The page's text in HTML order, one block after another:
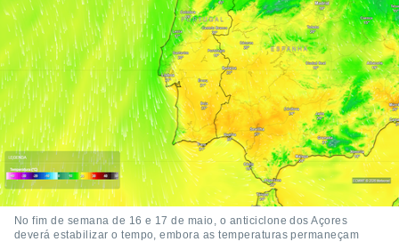
No fim de semana de 16 e 17 de maio, o anticiclone dos Açores
deverá estabilizar o tempo, embora as temperaturas permaneçam